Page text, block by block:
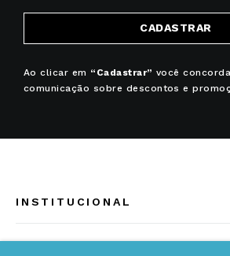
CADASTRAR
Ao clicar em “Cadastrar” você
comunicação sobre descontos e
INSTITUCIONAL